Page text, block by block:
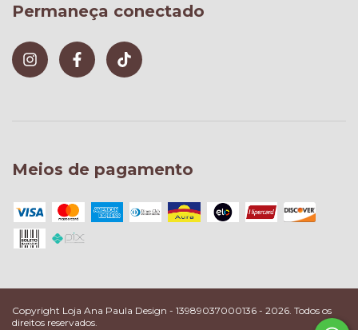
Permaneça conectado
Meios de pagamento
Copyright Loja Ana Paula Design - 13989037000136 - 2026. Todos os
direitos reservados.